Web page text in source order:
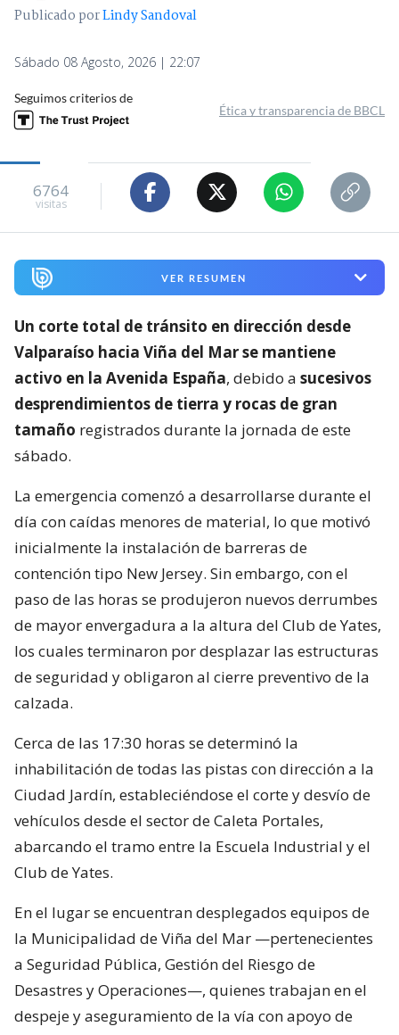
Publicado porLindy Sandoval
Sábado 08 Agosto, 2026 | 22:07
Seguimos criterios de
Ética y transparencia de BBCL
6764
visitas
VER RESUMEN
Un corte total de tránsito en dirección desde
Valparaíso hacia Viña del Mar se mantiene
activo en la Avenida España, debido a sucesivos
desprendimientos de tierra y rocas de gran
tamaño registrados durante la jornada de este
sábado.
La emergencia comenzó a desarrollarse durante el
día con caídas menores de material, lo que motivó
inicialmente la instalación de barreras de
contención tipo New Jersey. Sin embargo, con el
paso de las horas se produjeron nuevos derrumbes
de mayor envergadura a la altura del Club de Yates,
los cuales terminaron por desplazar las estructuras
de seguridad y obligaron al cierre preventivo de la
calzada.
Cerca de las 17:30 horas se determinó la
inhabilitación de todas las pistas con dirección a la
Ciudad Jardín, estableciéndose el corte y desvío de
vehículos desde el sector de Caleta Portales,
abarcando el tramo entre la Escuela Industrial y el
Club de Yates.
En el lugar se encuentran desplegados equipos de
la Municipalidad de Viña del Mar —pertenecientes
a Seguridad Pública, Gestión del Riesgo de
Desastres y Operaciones—, quienes trabajan en el
despeje y aseguramiento de la vía con apoyo de